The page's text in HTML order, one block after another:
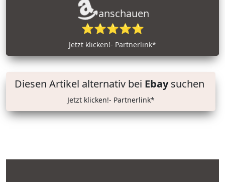
anschauen
⭐⭐⭐⭐⭐
Jetzt klicken!- Partnerlink*
Diesen Artikel alternativ bei Ebaysuchen
Jetzt klicken!- Partnerlink*